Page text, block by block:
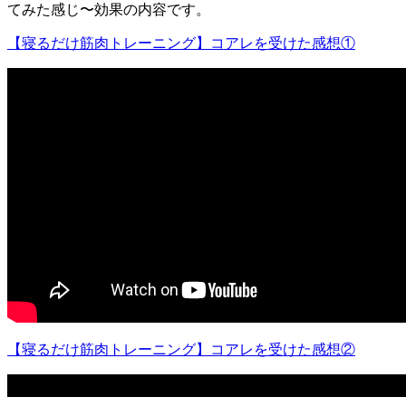
てみた感じ〜効果の内容です。
【寝るだけ筋肉トレーニング】コアレを受けた感想①
【寝るだけ筋肉トレーニング】コアレを受けた感想②